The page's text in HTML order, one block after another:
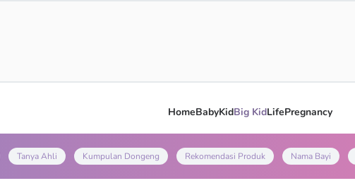
HomeBabyKidBig KidLifePregnancy
Tanya Ahli Kumpulan Dongeng Rekomendasi Produk Nama Bayi